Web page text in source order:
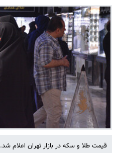
قیمت طلا و سکه در بازار تهران اعلام شد.